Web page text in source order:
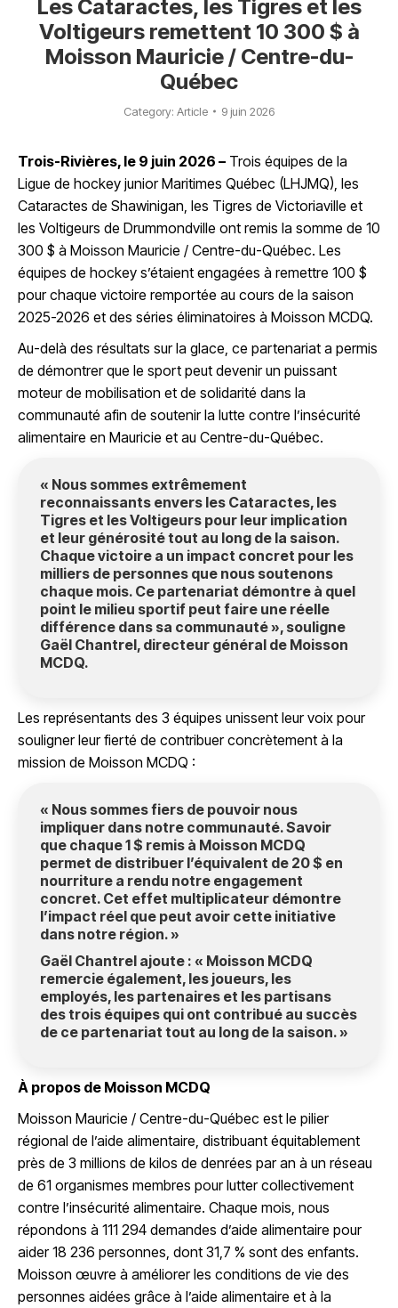
Les Cataractes, les Tigres et les
Voltigeurs remettent 10 300 $ à
Moisson Mauricie / Centre-du-
Québec
Category: Article 9 juin 2026
Trois-Rivières, le 9 juin 2026 – Trois équipes de la
Ligue de hockey junior Maritimes Québec (LHJMQ), les
Cataractes de Shawinigan, les Tigres de Victoriaville et
les Voltigeurs de Drummondville ont remis la somme de 10
300 $ à Moisson Mauricie / Centre-du-Québec. Les
équipes de hockey s’étaient engagées à remettre 100 $
pour chaque victoire remportée au cours de la saison
2025-2026 et des séries éliminatoires à Moisson MCDQ.
Au-delà des résultats sur la glace, ce partenariat a permis
de démontrer que le sport peut devenir un puissant
moteur de mobilisation et de solidarité dans la
communauté afin de soutenir la lutte contre l’insécurité
alimentaire en Mauricie et au Centre-du-Québec.
« Nous sommes extrêmement
reconnaissants envers les Cataractes, les
Tigres et les Voltigeurs pour leur implication
et leur générosité tout au long de la saison.
Chaque victoire a un impact concret pour les
milliers de personnes que nous soutenons
chaque mois. Ce partenariat démontre à quel
point le milieu sportif peut faire une réelle
différence dans sa communauté », souligne
Gaël Chantrel, directeur général de Moisson
MCDQ.
Les représentants des 3 équipes unissent leur voix pour
souligner leur fierté de contribuer concrètement à la
mission de Moisson MCDQ :
« Nous sommes fiers de pouvoir nous
impliquer dans notre communauté. Savoir
que chaque 1 $ remis à Moisson MCDQ
permet de distribuer l’équivalent de 20 $ en
nourriture a rendu notre engagement
concret. Cet effet multiplicateur démontre
l’impact réel que peut avoir cette initiative
dans notre région. »
Gaël Chantrel ajoute : « Moisson MCDQ
remercie également, les joueurs, les
employés, les partenaires et les partisans
des trois équipes qui ont contribué au succès
de ce partenariat tout au long de la saison. »
À propos de Moisson MCDQ
Moisson Mauricie / Centre-du-Québec est le pilier
régional de l’aide alimentaire, distribuant équitablement
près de 3 millions de kilos de denrées par an à un réseau
de 61 organismes membres pour lutter collectivement
contre l’insécurité alimentaire. Chaque mois, nous
répondons à 111 294 demandes d’aide alimentaire pour
aider 18 236 personnes, dont 31,7 % sont des enfants.
Moisson œuvre à améliorer les conditions de vie des
personnes aidées grâce à l’aide alimentaire et à la